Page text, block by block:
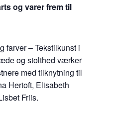
og varer frem til
farver – Tekstilkunst i
og stolthed værker
med tilknytning til
Hertoft, Elisabeth
Friis.